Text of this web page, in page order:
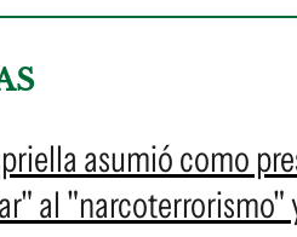
asumió como
al "narcoterrorismo"